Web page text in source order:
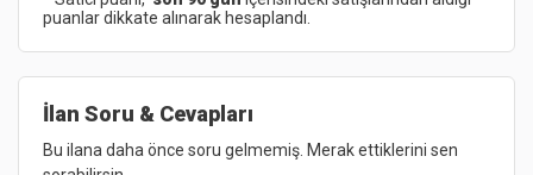
puanlar dikkate alınarak hesaplandı.
İlan Soru & Cevapları
Bu ilana daha önce soru gelmemiş. Merak ettiklerini sen